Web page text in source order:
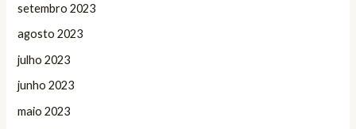
setembro 2023
agosto 2023
julho 2023
junho 2023
maio 2023